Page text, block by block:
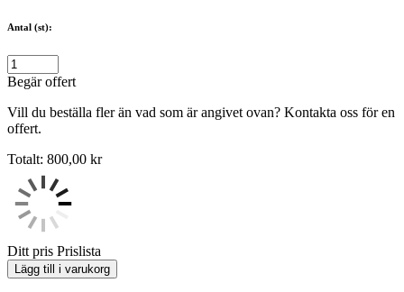
Antal (st):
Begär offert
Vill du beställa fler än vad som är angivet ovan? Kontakta oss för en
offert.
Totalt: 800,00 kr
Ditt pris Prislista
Lägg till i varukorg